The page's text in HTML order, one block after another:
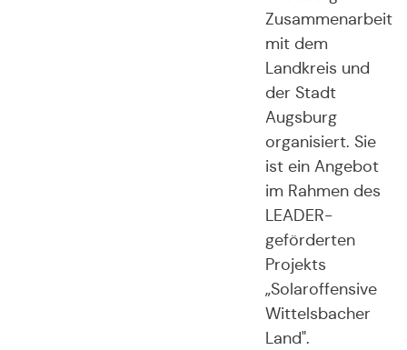
Zusammenarbeit
mit dem
Landkreis und
der Stadt
Augsburg
organisiert. Sie
ist ein Angebot
im Rahmen des
LEADER-
geförderten
Projekts
„Solaroffensive
Wittelsbacher
Land".